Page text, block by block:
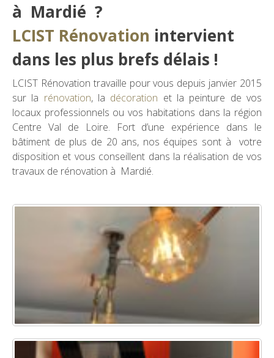
à Mardié ?
LCIST Rénovation intervient
dans les plus brefs délais !
LCIST Rénovation travaille pour vous depuis janvier 2015
sur la rénovation, la décoration et la peinture de vos
locaux professionnels ou vos habitations dans la région
Centre Val de Loire. Fort d’une expérience dans le
bâtiment de plus de 20 ans, nos équipes sont à votre
disposition et vous conseillent dans la réalisation de vos
travaux de rénovation à Mardié.